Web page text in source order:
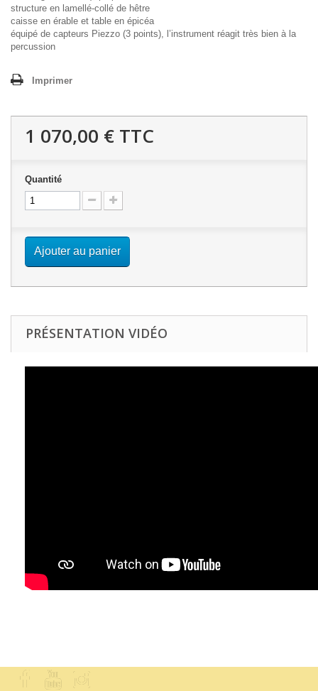
structure en lamellé-collé de hêtre
caisse en érable et table en épicéa
équipé de capteurs Piezzo (3 points), l’instrument réagit très bien à la
percussion
Imprimer
1 070,00 € TTC
Quantité
Ajouter au panier
PRÉSENTATION VIDÉO